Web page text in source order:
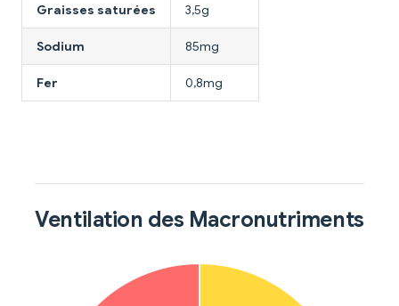
Graisses saturées 3,5g
Sodium 85mg
Fer 0,8mg
Ventilation des Macronutriments